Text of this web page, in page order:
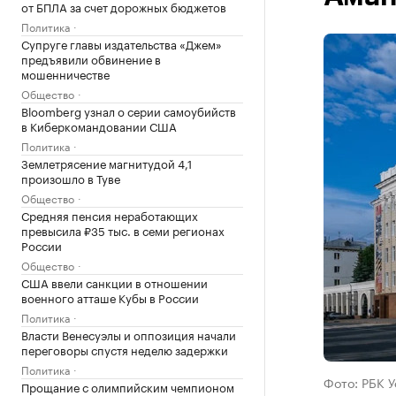
от БПЛА за счет дорожных бюджетов
Политика
Супруге главы издательства «Джем»
предъявили обвинение в
мошенничестве
Общество
Bloomberg узнал о серии самоубийств
в Киберкомандовании США
Политика
Землетрясение магнитудой 4,1
произошло в Туве
Общество
Средняя пенсия неработающих
превысила ₽35 тыс. в семи регионах
России
Общество
США ввели санкции в отношении
военного атташе Кубы в России
Политика
Власти Венесуэлы и оппозиция начали
переговоры спустя неделю задержки
Политика
Прощание с олимпийским чемпионом
Фото: РБК